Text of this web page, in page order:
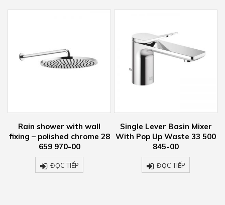
Rain shower with wall
fixing – polished chrome 28
659 970-00
ĐỌC TIẾP
Single Lever Basin Mixer
With Pop Up Waste 33 500
845-00
ĐỌC TIẾP